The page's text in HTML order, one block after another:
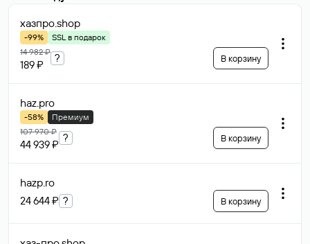
хазпро.shop
-99%
SSL в подарок
14 982 ₽
189 ₽
? В корзину
haz.pro
-58%
Премиум
107 970 ₽
44 939 ₽
? В корзину
hazp.ro
24 644 ₽ ? В корзину